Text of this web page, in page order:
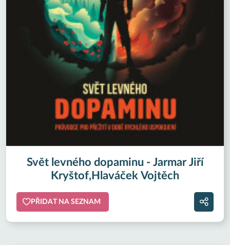
Svět levného dopaminu - Jarmar Jiří
Kryštof,Hlaváček Vojtěch
PŘIDAT NA SEZNAM